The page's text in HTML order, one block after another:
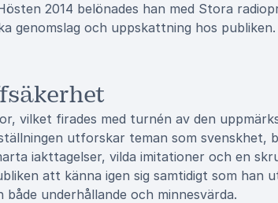
2014 belönades han med Stora
genomslag och uppskattning hos publiken.
vilket firades med turnén av den
utforskar teman som svenskhet,
iakttagelser, vilda imitationer och en
att känna igen sig samtidigt som han
underhållande och minnesvärda.